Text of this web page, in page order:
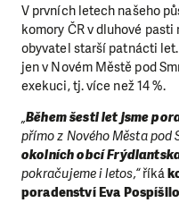
V prvních letech našeho
komory ČR v dluhové
obyvatel starší patnácti
jen v Novém Městě pod
exekuci, tj. více než 14 %.
„Během šesti let jsme
přímo z Nového Města
okolních obcí
pokračujeme i letos,“říká
poradenství Eva